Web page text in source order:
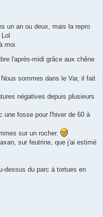
un an ou deux, mais la repro
moi.
l'après-midi grâce aux chêne
sommes dans le Var, il fait
négatives depuis plusieurs
une fosse pour l'hiver de 60 à
sur un rocher.
sur feutrine, que j'ai estimé
dessus du parc à tortues en